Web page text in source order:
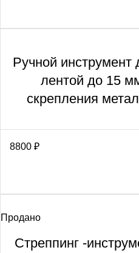
Ручной инструмент
лентой до 15
скрепления
8800 ₽
Продано
Стреппинг -